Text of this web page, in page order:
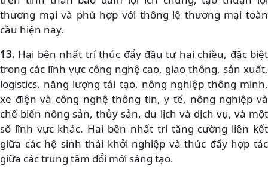
thương mại và phù hợp với thông lệ thương mại toàn
cầu hiện nay.
13. Hai bên nhất trí thúc đẩy đầu tư hai chiều, đặc biệt
trong các lĩnh vực công nghệ cao, giao thông, sản xuất,
logistics, năng lượng tái tạo, nông nghiệp thông minh,
xe điện và công nghệ thông tin, y tế, nông nghiệp và
chế biến nông sản, thủy sản, du lịch và dịch vụ, và một
số lĩnh vực khác. Hai bên nhất trí tăng cường liên kết
giữa các hệ sinh thái khởi nghiệp và thúc đẩy hợp tác
giữa các trung tâm đổi mới sáng tạo.